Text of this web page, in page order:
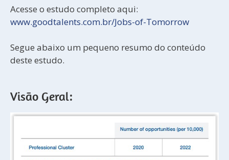
Acesse o estudo completo aqui:
www.goodtalents.com.br/Jobs-of-Tomorrow
Segue abaixo um pequeno resumo do conteúdo
deste estudo.
Visão Geral: